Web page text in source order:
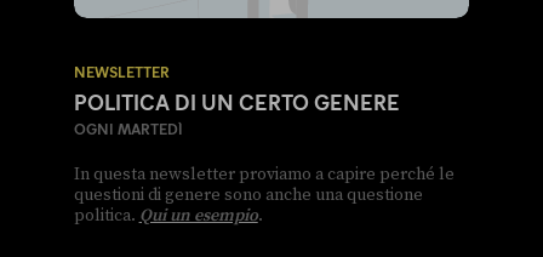
NEWSLETTER
POLITICA DI UN CERTO GENERE
OGNI MARTEDÌ
In questa newsletter proviamo a capire perché le
questioni di genere sono anche una questione
politica. Qui un esempio.